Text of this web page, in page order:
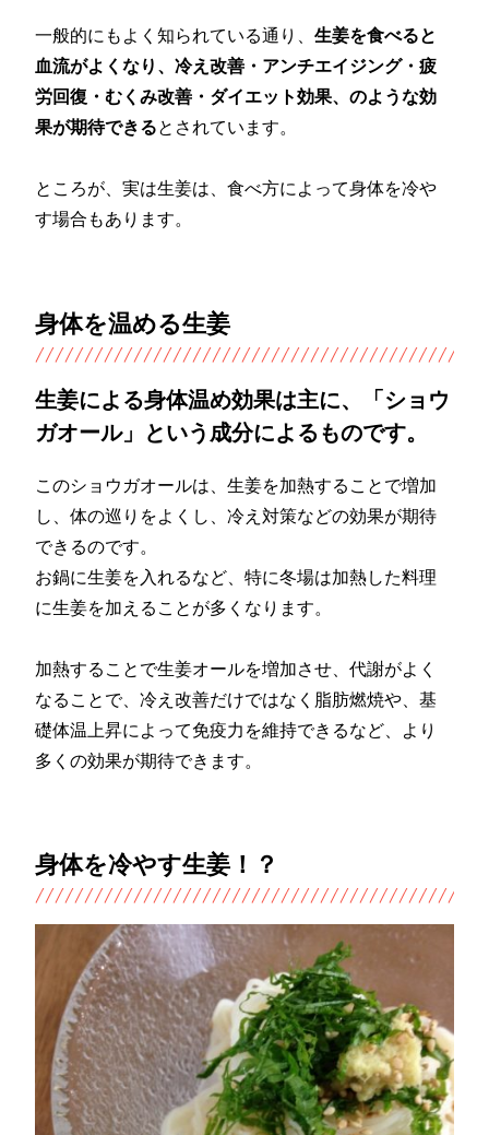
一般的にもよく知られている通り、生姜を食べると
血流がよくなり、冷え改善・アンチエイジング・疲
労回復・むくみ改善・ダイエット効果、のような効
果が期待できるとされています。
ところが、実は生姜は、食べ方によって身体を冷や
す場合もあります。
身体を温める生姜
生姜による身体温め効果は主に、「ショウ
ガオール」という成分によるものです。
このショウガオールは、生姜を加熱することで増加
し、体の巡りをよくし、冷え対策などの効果が期待
できるのです。
お鍋に生姜を入れるなど、特に冬場は加熱した料理
に生姜を加えることが多くなります。
加熱することで生姜オールを増加させ、代謝がよく
なることで、冷え改善だけではなく脂肪燃焼や、基
礎体温上昇によって免疫力を維持できるなど、より
多くの効果が期待できます。
身体を冷やす生姜！？